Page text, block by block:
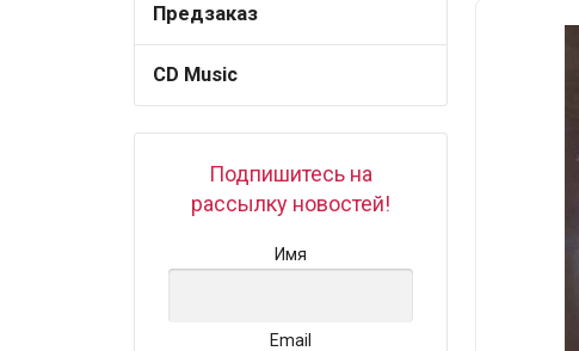
Предзаказ
CD Music
Подпишитесь на
рассылку новостей!
Имя
Email